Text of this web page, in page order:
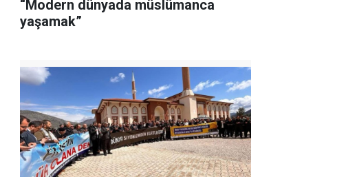
“Modern dünyada müslümanca
yaşamak”